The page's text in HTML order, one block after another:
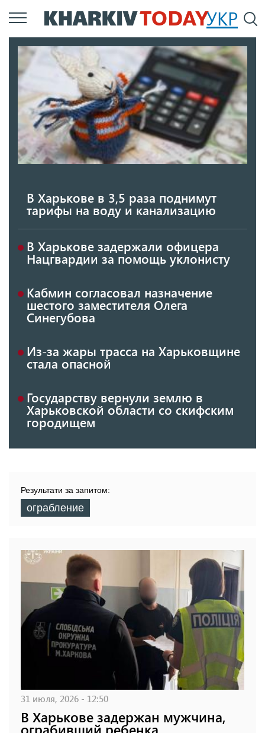
Перейти
к
содержанию
УКР
В Харькове в 3,5 раза поднимут
тарифы на воду и канализацию
В Харькове задержали офицера
Нацгвардии за помощь уклонисту
Кабмин согласовал назначение
шестого заместителя Олега
Синегубова
Из-за жары трасса на Харьковщине
стала опасной
Государству вернули землю в
Харьковской области со скифским
городищем
Результати за запитом:
ограбление
31 июля, 2026 - 12:50
В Харькове задержан мужчина,